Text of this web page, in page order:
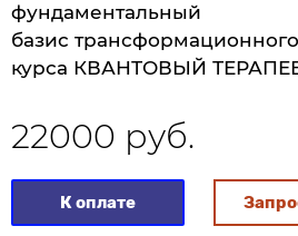
фундаментальный
базис трансформационного
курса КВАНТОВЫЙ
22000 руб.
К оплате